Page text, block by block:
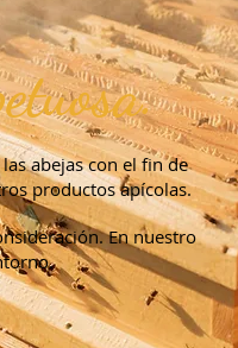
abejas con el fin de
productos apícolas.
En nuestro